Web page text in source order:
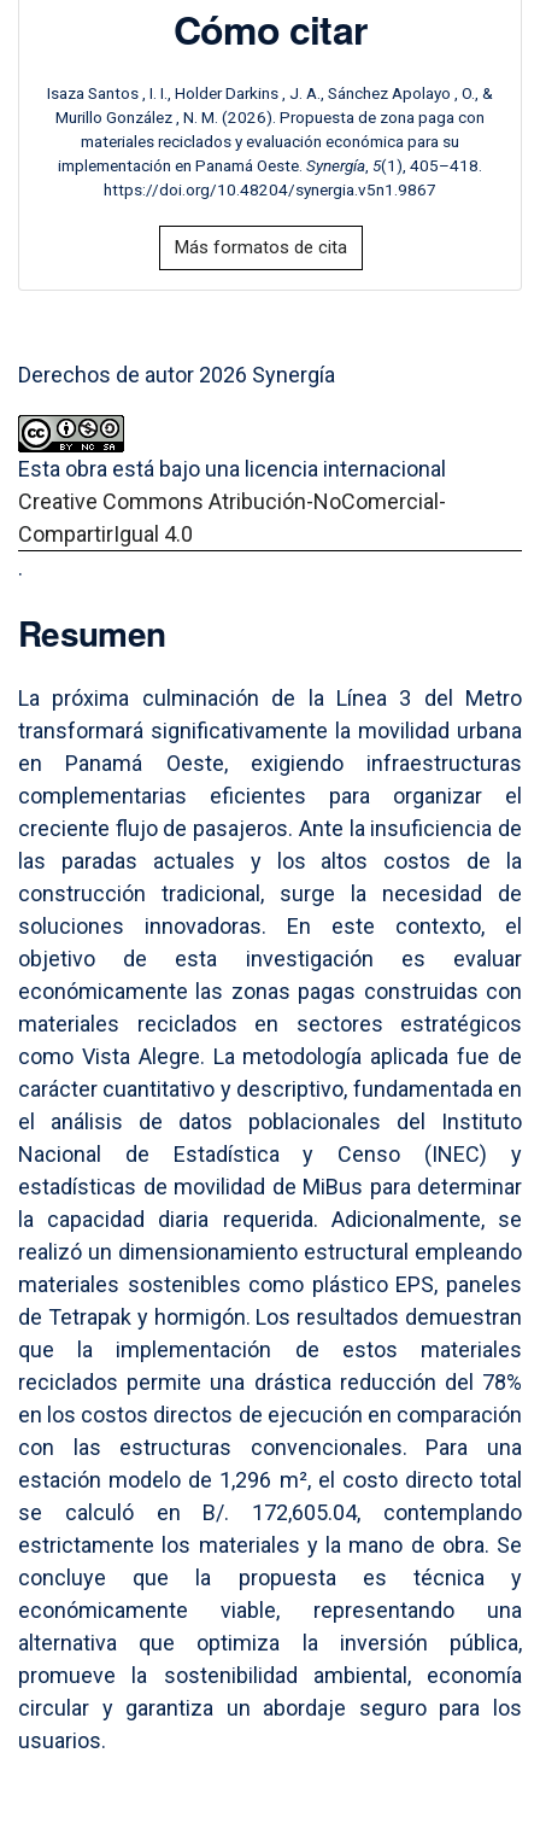
Cómo citar
Isaza Santos , I. I., Holder Darkins , J. A., Sánchez Apolayo , O., &
Murillo González , N. M. (2026). Propuesta de zona paga con
materiales reciclados y evaluación económica para su
implementación en Panamá Oeste. Synergía, 5(1), 405–418.
https://doi.org/10.48204/synergia.v5n1.9867
Más formatos de cita
Derechos de autor 2026 Synergía
Esta obra está bajo una licencia internacional
Creative Commons Atribución-NoComercial-
CompartirIgual 4.0
.
Resumen
La próxima culminación de la Línea 3 del Metro
transformará significativamente la movilidad urbana
en Panamá Oeste, exigiendo infraestructuras
complementarias eficientes para organizar el
creciente flujo de pasajeros. Ante la insuficiencia de
las paradas actuales y los altos costos de la
construcción tradicional, surge la necesidad de
soluciones innovadoras. En este contexto, el
objetivo de esta investigación es evaluar
económicamente las zonas pagas construidas con
materiales reciclados en sectores estratégicos
como Vista Alegre. La metodología aplicada fue de
carácter cuantitativo y descriptivo, fundamentada en
el análisis de datos poblacionales del Instituto
Nacional de Estadística y Censo (INEC) y
estadísticas de movilidad de MiBus para determinar
la capacidad diaria requerida. Adicionalmente, se
realizó un dimensionamiento estructural empleando
materiales sostenibles como plástico EPS, paneles
de Tetrapak y hormigón. Los resultados demuestran
que la implementación de estos materiales
reciclados permite una drástica reducción del 78%
en los costos directos de ejecución en comparación
con las estructuras convencionales. Para una
estación modelo de 1,296 m², el costo directo total
se calculó en B/. 172,605.04, contemplando
estrictamente los materiales y la mano de obra. Se
concluye que la propuesta es técnica y
económicamente viable, representando una
alternativa que optimiza la inversión pública,
promueve la sostenibilidad ambiental, economía
circular y garantiza un abordaje seguro para los
usuarios.